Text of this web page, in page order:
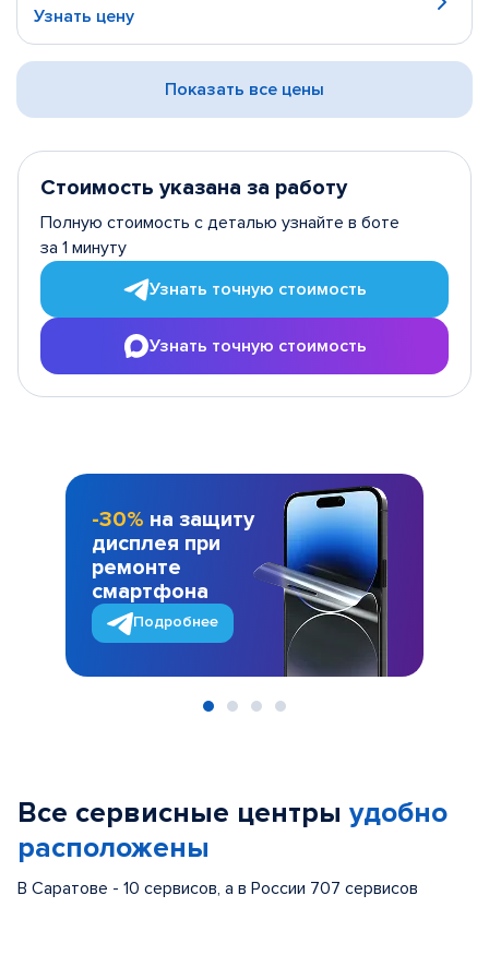
Узнать цену
Показать все цены
Стоимость указана за работу
Полную стоимость с деталью узнайте в боте
за 1 минуту
Узнать точную стоимость
Узнать точную стоимость
-30% на защиту
дисплея при
ремонте
смартфона
Подробнее
Все сервисные центры удобно
расположены
В Саратове - 10 сервисов, а в России 707 сервисов